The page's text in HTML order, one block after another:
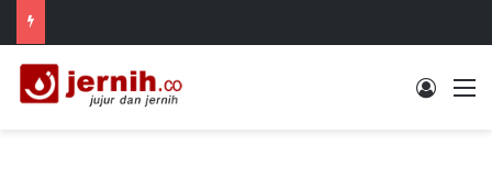
Log In